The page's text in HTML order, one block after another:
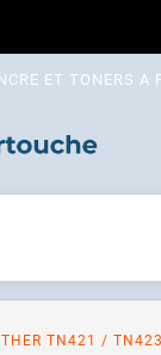
ET TONERS A
TN421 / TN423